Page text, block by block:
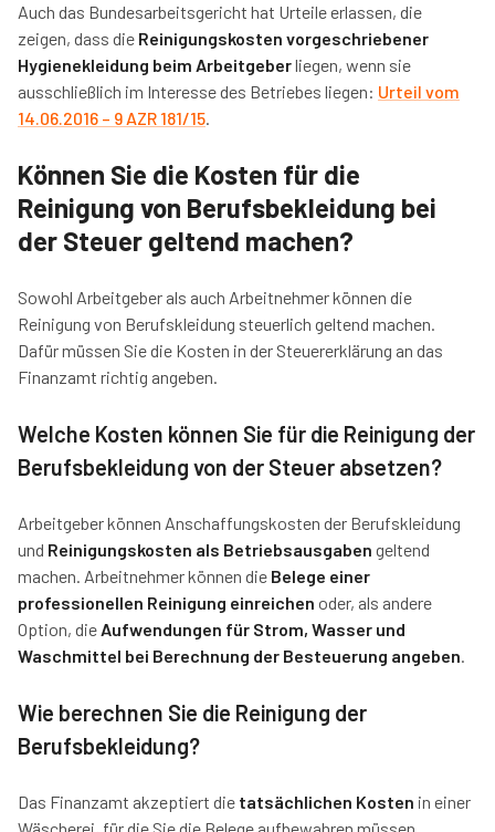
Auch das Bundesarbeitsgericht hat Urteile erlassen, die
zeigen, dass die Reinigungskosten vorgeschriebener
Hygienekleidung beim Arbeitgeberliegen, wenn sie
ausschließlich im Interesse des Betriebes liegen: Urteil vom
14.06.2016 – 9 AZR 181/15.
Können Sie die Kosten für die
Reinigung von Berufsbekleidung bei
der Steuer geltend machen?
Sowohl Arbeitgeber als auch Arbeitnehmer können die
Reinigung von Berufskleidung steuerlich geltend machen.
Dafür müssen Sie die Kosten in der Steuererklärung an das
Finanzamt richtig angeben.
Welche Kosten können Sie für die Reinigung der
Berufsbekleidung von der Steuer absetzen?
Arbeitgeber können Anschaffungskosten der Berufskleidung
und Reinigungskosten als Betriebsausgaben geltend
machen. Arbeitnehmer können die Belege einer
professionellen Reinigung einreichen oder, als andere
Option, die Aufwendungen für Strom, Wasser und
Waschmittel bei Berechnung der Besteuerung angeben.
Wie berechnen Sie die Reinigung der
Berufsbekleidung?
Das Finanzamt akzeptiert die tatsächlichen Kosten in einer